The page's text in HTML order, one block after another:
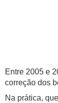
Entre 2005 e
correção dos
Na prática,